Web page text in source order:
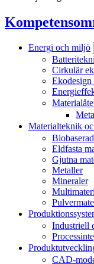
Energi och miljö
Cirkulär
Materialteknik
Eldfasta
Gjutna
Metaller
Mineraler
Industriell
CAD-